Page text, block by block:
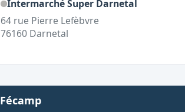
Intermarché Super Darnetal
64 rue Pierre Lefèbvre
76160 Darnetal
Fécamp